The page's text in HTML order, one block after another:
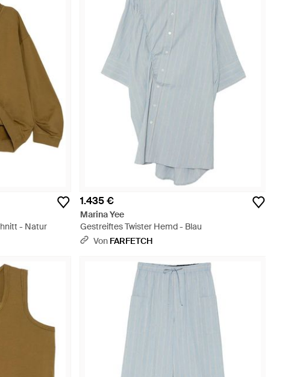
- Natur
1.435 €
Marina Yee
Gestreiftes Twister Hemd - Blau
Von FARFETCH